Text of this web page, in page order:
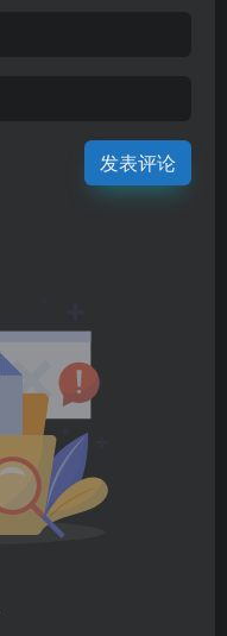
发表评论